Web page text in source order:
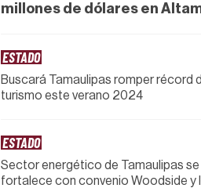
millones de dólares en
ESTADO
Buscará Tamaulipas romper récord
turismo este verano 2024
ESTADO
Sector energético de Tamaulipas se
fortalece con convenio Woodside y